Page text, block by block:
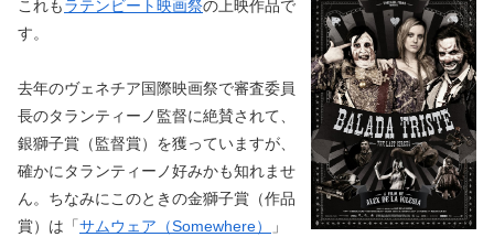
これもラテンビート映画祭の上映作品で
す。
去年のヴェネチア国際映画祭で審査委員
長のタランティーノ監督に絶賛されて、
銀獅子賞（監督賞）を獲っていますが、
確かにタランティーノ好みかも知れませ
ん。ちなみにこのときの金獅子賞（作品
賞）は「サムウェア（Somewhere）
」